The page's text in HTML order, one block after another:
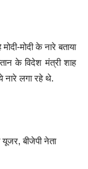
मोदी के नारे बताया
के विदेश मंत्री शाह
नारे लगा रहे थे.
यूजर, बीजेपी नेता